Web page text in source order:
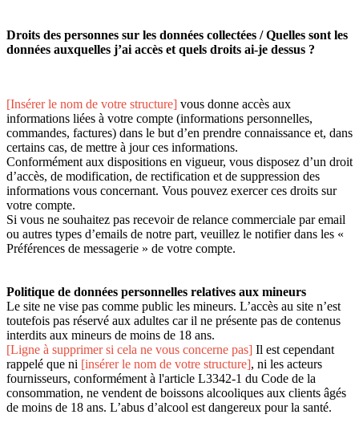
Droits des personnes sur les données collectées / Quelles sont les
données auxquelles j’ai accès et quels droits ai-je dessus ?
[Insérer le nom de votre structure] vous donne accès aux
informations liées à votre compte (informations personnelles,
commandes, factures) dans le but d’en prendre connaissance et, dans
certains cas, de mettre à jour ces informations.
Conformément aux dispositions en vigueur, vous disposez d’un droit
d’accès, de modification, de rectification et de suppression des
informations vous concernant. Vous pouvez exercer ces droits sur
votre compte.
Si vous ne souhaitez pas recevoir de relance commerciale par email
ou autres types d’emails de notre part, veuillez le notifier dans les «
Préférences de messagerie » de votre compte.
Politique de données personnelles relatives aux mineurs
Le site ne vise pas comme public les mineurs. L’accès au site n’est
toutefois pas réservé aux adultes car il ne présente pas de contenus
interdits aux mineurs de moins de 18 ans.
[Ligne à supprimer si cela ne vous concerne pas] Il est cependant
rappelé que ni [insérer le nom de votre structure], ni les acteurs
fournisseurs, conformément à l'article L3342-1 du Code de la
consommation, ne vendent de boissons alcooliques aux clients âgés
de moins de 18 ans. L’abus d’alcool est dangereux pour la santé.